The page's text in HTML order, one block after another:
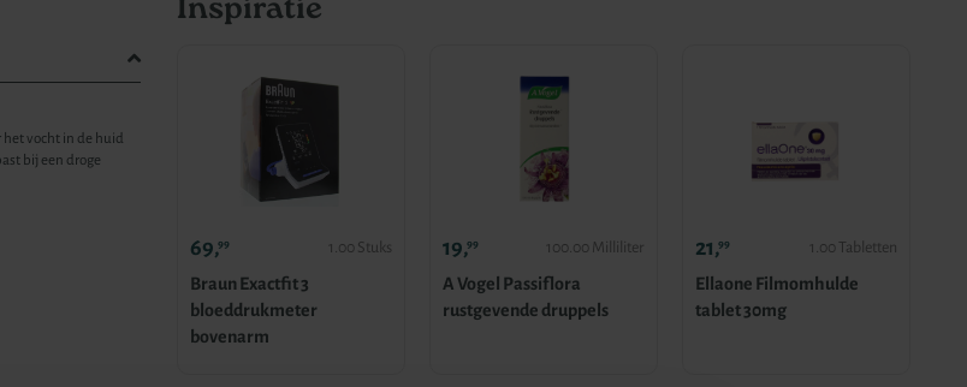
vocht in de huid
bij een droge
Inspiratie
Braun Exactfit 3
bloeddrukmeter
bovenarm
69,99 1.00 Stuks
A Vogel Passiflora
rustgevende druppels
19,99 100.00 Milliliter
Ellaone Filmomhulde
tablet 30mg
21,99 1.00 Tabletten